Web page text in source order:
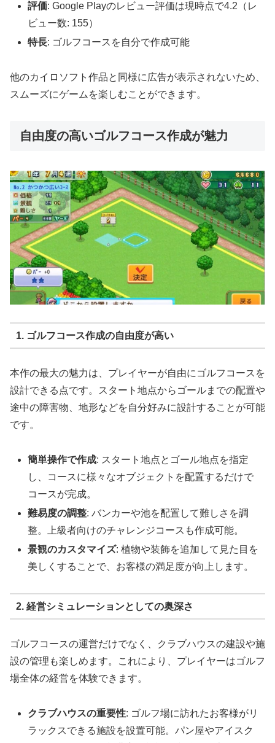
評価: Google Playのレビュー評価は現時点で4.2（レ
ビュー数: 155）
特長: ゴルフコースを自分で作成可能
他のカイロソフト作品と同様に広告が表示されないため、
スムーズにゲームを楽しむことができます。
自由度の高いゴルフコース作成が魅力
1. ゴルフコース作成の自由度が高い
本作の最大の魅力は、プレイヤーが自由にゴルフコースを
設計できる点です。スタート地点からゴールまでの配置や
途中の障害物、地形などを自分好みに設計することが可能
です。
簡単操作で作成: スタート地点とゴール地点を指定
し、コースに様々なオブジェクトを配置するだけで
コースが完成。
難易度の調整: バンカーや池を配置して難しさを調
整。上級者向けのチャレンジコースも作成可能。
景観のカスタマイズ: 植物や装飾を追加して見た目を
美しくすることで、お客様の満足度が向上します。
2. 経営シミュレーションとしての奥深さ
ゴルフコースの運営だけでなく、クラブハウスの建設や施
設の管理も楽しめます。これにより、プレイヤーはゴルフ
場全体の経営を体験できます。
クラブハウスの重要性: ゴルフ場に訪れたお客様がリ
ラックスできる施設を設置可能。パン屋やアイスク